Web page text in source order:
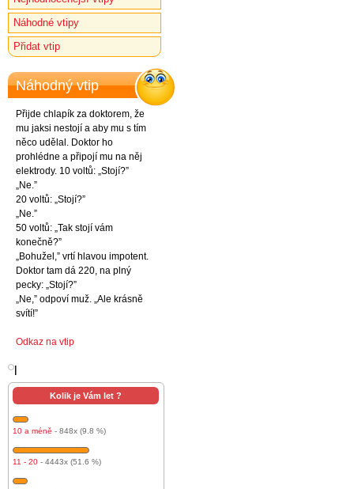
Náhodné vtipy
Přidat vtip
Náhodný vtip
Přijde chlapík za doktorem, že
mu jaksi nestojí a aby mu s tím
něco udělal. Doktor ho
prohlédne a připojí mu na něj
elektrody. 10 voltů: „Stojí?”
„Ne.”
20 voltů: „Stojí?”
„Ne.”
50 voltů: „Tak stojí vám
konečně?”
„Bohužel,” vrtí hlavou impotent.
Doktor tam dá 220, na plný
pecky: „Stojí?”
„Ne,” odpoví muž. „Ale krásně
svítí!”
Odkaz na vtip
Kolik je Vám let ?
10 a méně - 848x (9.8 %)
11 - 20 - 4443x (51.6 %)